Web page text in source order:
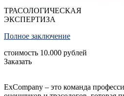
ТРАСОЛОГИЧЕСКАЯ
ЭКСПЕРТИЗА
Полное заключение
стоимость 10.000 рублей
Заказать
ExCompany – это команда